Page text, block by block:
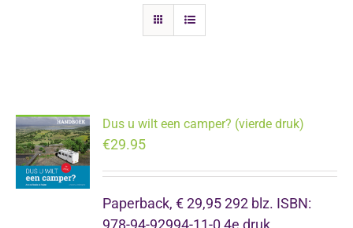
Dus u wilt een camper? (vierde druk)
€29.95
Paperback, € 29,95 292 blz. ISBN:
978-94-92994-11-0 4e druk